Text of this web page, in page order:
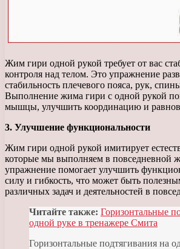
Жим гири одной рукой требует от вас
контроля над телом. Это упражнение
стабильность плечевого пояса, рук,
Выполнение жима гири с одной рукой
мышцы, улучшить координацию и
3. Улучшение функциональности
Жим гири одной рукой имитирует
которые мы выполняем в повседневной
упражнение помогает улучшить
силу и гибкость, что может быть
различных задач и деятельностей в
Читайте также: Горизонтальные
одной руке в тренажере Смита
Горизонтальные подтягивания на